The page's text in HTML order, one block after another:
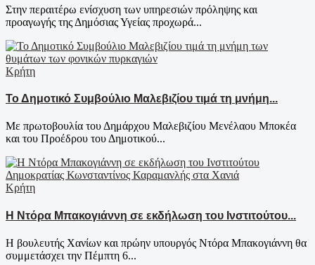
Στην περαιτέρω ενίσχυση των υπηρεσιών πρόληψης και
προαγωγής της Δημόσιας Υγείας προχωρά...
Κρήτη
Το Δημοτικό Συμβούλιο Μαλεβιζίου τιμά τη μνήμη...
Με πρωτοβουλία του Δημάρχου Μαλεβιζίου Μενέλαου Μποκέα
και του Προέδρου του Δημοτικού...
Κρήτη
Η Ντόρα Μπακογιάννη σε εκδήλωση του Ινστιτούτου...
Η βουλευτής Χανίων και πρώην υπουργός Ντόρα Μπακογιάννη θα
συμμετάσχει την Πέμπτη 6...